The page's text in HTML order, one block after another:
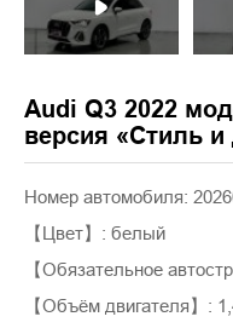
Audi Q3 2022
версия «Стиль
Номер автомобиля:
【Цвет】: белый
【Обязательное
【Объём двигателя】: